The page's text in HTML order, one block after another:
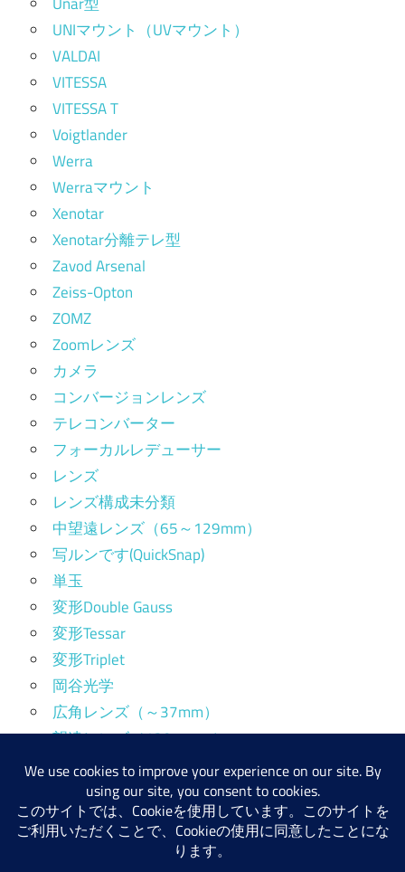
UNIマウント（UVマウント）
VALDAI
VITESSA
VITESSA T
Voigtlander
Werra
Werraマウント
Xenotar
Xenotar分離テレ型
Zavod Arsenal
Zeiss-Opton
ZOMZ
Zoomレンズ
カメラ
コンバージョンレンズ
テレコンバーター
フォーカルレデューサー
レンズ
レンズ構成未分類
中望遠レンズ（65～129mm）
写ルンです(QuickSnap)
単玉
変形Double Gauss
変形Tessar
変形Triplet
岡谷光学
広角レンズ（～37mm）
望遠レンズ（130mm～）
標準レンズ（38～64mm）
産業用レンズ